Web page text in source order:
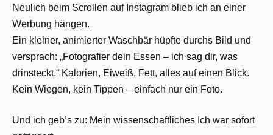
Neulich beim Scrollen auf Instagram blieb ich an einer
Werbung hängen.
Ein kleiner, animierter Waschbär hüpfte durchs Bild und
versprach: „Fotografier dein Essen – ich sag dir, was
drinsteckt.“ Kalorien, Eiweiß, Fett, alles auf einen Blick.
Kein Wiegen, kein Tippen – einfach nur ein Foto.
Und ich geb’s zu: Mein wissenschaftliches Ich war sofort